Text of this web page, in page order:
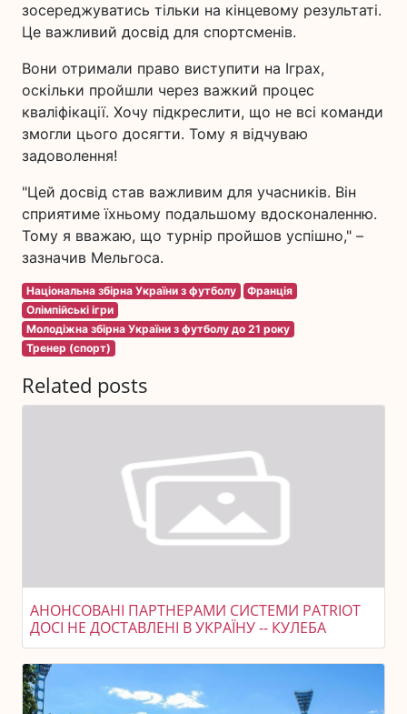
зосереджуватись тільки на кінцевому результаті.
Це важливий досвід для спортсменів.
Вони отримали право виступити на Іграх,
оскільки пройшли через важкий процес
кваліфікації. Хочу підкреслити, що не всі команди
змогли цього досягти. Тому я відчуваю
задоволення!
"Цей досвід став важливим для учасників. Він
сприятиме їхньому подальшому вдосконаленню.
Тому я вважаю, що турнір пройшов успішно," –
зазначив Мельгоса.
Національна збірна України з футболу
Франція
Олімпійські ігри
Молодіжна збірна України з футболу до 21 року
Тренер (спорт)
Related posts
АНОНСОВАНІ ПАРТНЕРАМИ СИСТЕМИ PATRIOT
ДОСІ НЕ ДОСТАВЛЕНІ В УКРАЇНУ -- КУЛЕБА